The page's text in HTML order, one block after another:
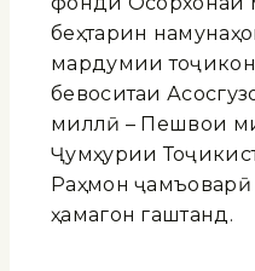
беҳтарин
мардумии
бевоситаи
миллӣ – Пешвои
Ҷумҳурии
Раҳмон
ҳамагон гаштанд.